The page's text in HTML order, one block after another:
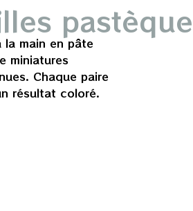
la main en pâte
miniatures
Chaque paire
résultat coloré.